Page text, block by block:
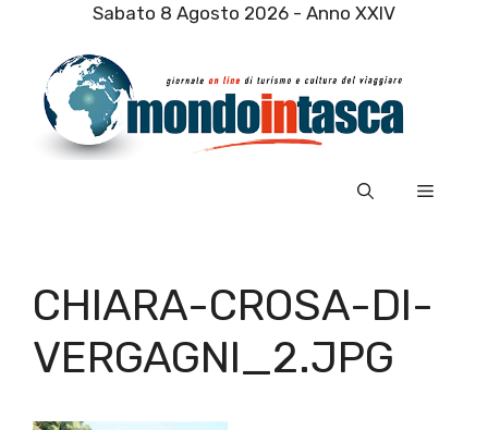
contenuto
Sabato 8 Agosto 2026 - Anno XXIV
Menu
CHIARA-CROSA-DI-
VERGAGNI_2.JPG